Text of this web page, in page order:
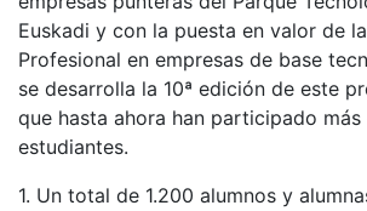
Euskadi y con la puesta en valor de
Profesional en empresas de base
se desarrolla la 10ª edición de este
que hasta ahora han participado más
estudiantes.
1. Un total de 1.200 alumnos y